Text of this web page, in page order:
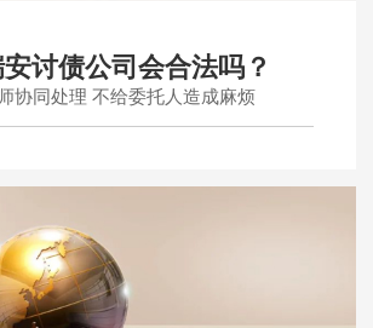
讨债公司会合法吗？
协同处理 不给委托人造成麻烦